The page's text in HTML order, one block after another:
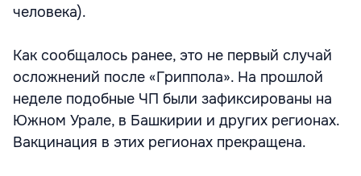
человека).
Как сообщалось ранее, это не первый случай
осложнений после «Гриппола». На прошлой
неделе подобные ЧП были зафиксированы на
Южном Урале, в Башкирии и других регионах.
Вакцинация в этих регионах прекращена.